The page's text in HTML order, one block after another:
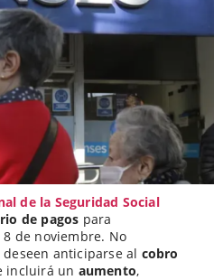
de la Seguridad Social
de pagos para
de noviembre. No
anticiparse al cobro
incluirá un aumento,